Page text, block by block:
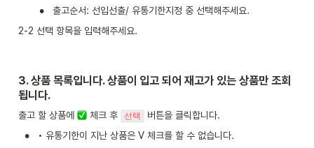
•
출고순서: 선입선출/ 유통기한지정 중 선택해주세요.
2-2 선택 항목을 입력해주세요.
3. 상품 목록입니다. 상품이 입고 되어 재고가 있는 상품만 조회
됩니다.
출고 할 상품에 체크 후 선택 버튼을 클릭합니다.
• • 유통기한이 지난 상품은 V 체크를 할 수 없습니다.